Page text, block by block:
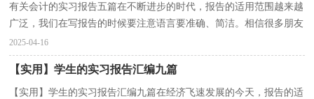
有关会计的实习报告五篇在不断进步的时代，报告的适用范围越来越
广泛，我们在写报告的时候要注意语言要准确、简洁。相信很多朋友
都对写报告感到非常苦恼吧，下面是小编收集整理的...
2025-04-16
【实用】学生的实习报告汇编九篇
【实用】学生的实习报告汇编九篇在经济飞速发展的今天，报告的适